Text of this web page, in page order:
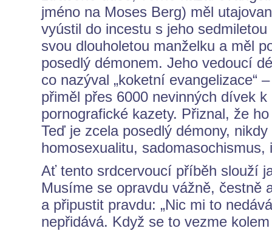
jméno na Moses Berg) měl
vyústil do incestu s jeho
svou dlouholetou manželku a měl
posedlý démonem. Jeho vedoucí
co nazýval „koketní evangelizace“
přiměl přes 6000 nevinných dívek
pornografické kazety. Přiznal, že
Teď je zcela posedlý démony,
homosexualitu,
Ať tento srdcervoucí příběh slouží
Musíme se opravdu vážně,
a připustit pravdu: „Nic mi to
nepřidává. Když se to vezme